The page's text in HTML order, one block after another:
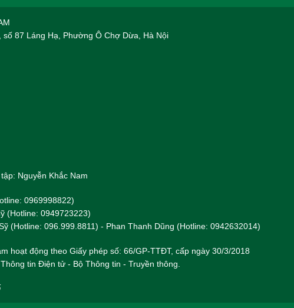
87 Láng Hạ, Phường Ô Chợ Dừa, Hà Nội
Nguyễn Khắc Nam
0969998822)
(Hotline: 0949723223)
(Hotline: 096.999.8811) - Phan Thanh Dũng (Hotline: 0942632014)
hoạt động theo Giấy phép số: 66/GP-TTĐT, cấp ngày 30/3/2018
tin Điện tử - Bộ Thông tin - Truyền thông.